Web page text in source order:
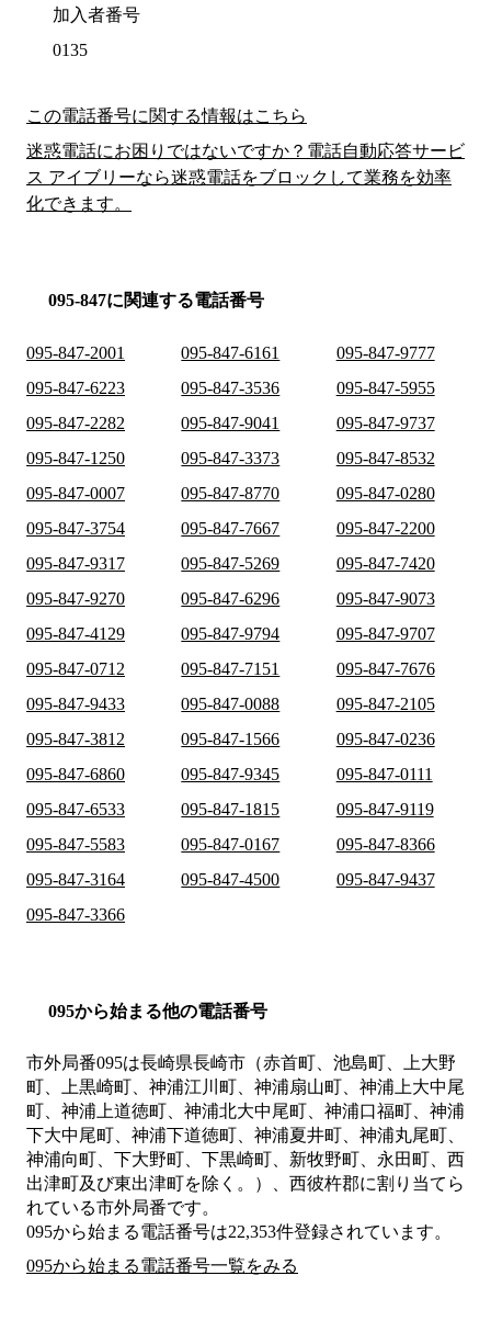
加入者番号
0135
この電話番号に関する情報はこちら
迷惑電話にお困りではないですか？電話自動応答サービ
ス アイブリーなら迷惑電話をブロックして業務を効率
化できます。
095-847に関連する電話番号
095-847-2001 095-847-6161
095-847-9777
095-847-6223
095-847-3536
095-847-5955
095-847-2282
095-847-9041
095-847-9737
095-847-1250
095-847-3373
095-847-8532
095-847-0007
095-847-8770
095-847-0280
095-847-3754
095-847-7667
095-847-2200
095-847-9317
095-847-5269
095-847-7420
095-847-9270
095-847-6296
095-847-9073
095-847-4129
095-847-9794
095-847-9707
095-847-0712
095-847-7151
095-847-7676
095-847-9433
095-847-0088
095-847-2105
095-847-3812
095-847-1566
095-847-0236
095-847-6860
095-847-9345
095-847-0111
095-847-6533
095-847-1815
095-847-9119
095-847-5583
095-847-0167
095-847-8366
095-847-3164
095-847-4500
095-847-9437
095-847-3366
095から始まる他の電話番号
市外局番095は長崎県長崎市（赤首町、池島町、上大野
町、上黒崎町、神浦江川町、神浦扇山町、神浦上大中尾
町、神浦上道徳町、神浦北大中尾町、神浦口福町、神浦
下大中尾町、神浦下道徳町、神浦夏井町、神浦丸尾町、
神浦向町、下大野町、下黒崎町、新牧野町、永田町、西
出津町及び東出津町を除く。）、西彼杵郡に割り当てら
れている市外局番です。
095から始まる電話番号は22,353件登録されています。
095から始まる電話番号一覧をみる